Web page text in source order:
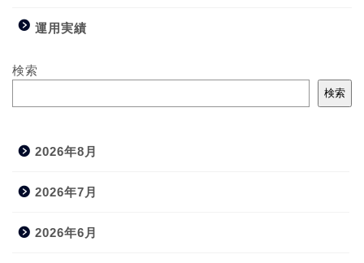
運用実績
検索
検索
2026年8月
2026年7月
2026年6月